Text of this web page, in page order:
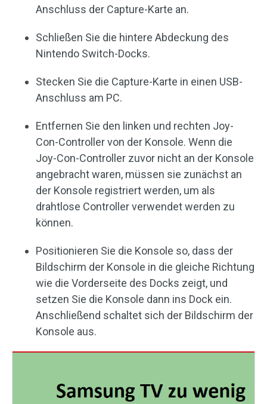
Anschluss der Capture-Karte an.
Schließen Sie die hintere Abdeckung des
Nintendo Switch-Docks.
Stecken Sie die Capture-Karte in einen USB-
Anschluss am PC.
Entfernen Sie den linken und rechten Joy-
Con-Controller von der Konsole. Wenn die
Joy-Con-Controller zuvor nicht an der Konsole
angebracht waren, müssen sie zunächst an
der Konsole registriert werden, um als
drahtlose Controller verwendet werden zu
können.
Positionieren Sie die Konsole so, dass der
Bildschirm der Konsole in die gleiche Richtung
wie die Vorderseite des Docks zeigt, und
setzen Sie die Konsole dann ins Dock ein.
Anschließend schaltet sich der Bildschirm der
Konsole aus.